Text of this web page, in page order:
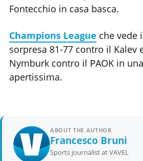
Fontecchio in casa basca.
Champions League che vede
sorpresa 81-77 contro il Kalev
Nymburk contro il PAOK in
apertissima.
ABOUT THE AUTHOR
Francesco Bruni
Sports journalist at VAVEL